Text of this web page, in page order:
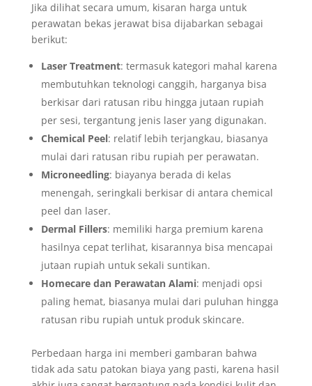
Jika dilihat secara umum, kisaran harga untuk
perawatan bekas jerawat bisa dijabarkan sebagai
berikut:
Laser Treatment: termasuk kategori mahal karena
membutuhkan teknologi canggih, harganya bisa
berkisar dari ratusan ribu hingga jutaan rupiah
per sesi, tergantung jenis laser yang digunakan.
Chemical Peel: relatif lebih terjangkau, biasanya
mulai dari ratusan ribu rupiah per perawatan.
Microneedling: biayanya berada di kelas
menengah, seringkali berkisar di antara chemical
peel dan laser.
Dermal Fillers: memiliki harga premium karena
hasilnya cepat terlihat, kisarannya bisa mencapai
jutaan rupiah untuk sekali suntikan.
Homecare dan Perawatan Alami: menjadi opsi
paling hemat, biasanya mulai dari puluhan hingga
ratusan ribu rupiah untuk produk skincare.
Perbedaan harga ini memberi gambaran bahwa
tidak ada satu patokan biaya yang pasti, karena hasil